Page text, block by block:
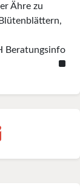
Ähre zu
Beratungsinfo